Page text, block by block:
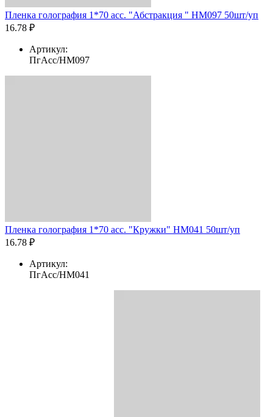
Пленка голография 1*70 асс. "Абстракция " HM097 50шт/уп
16.78 ₽
Артикул:
ПгАсс/HM097
Пленка голография 1*70 асс. "Кружки" HM041 50шт/уп
16.78 ₽
Артикул:
ПгАсс/HM041